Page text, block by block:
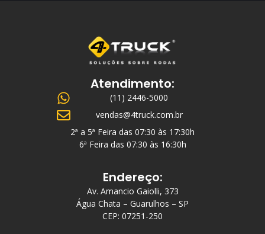
Atendimento:
(11) 2446-5000
vendas@4truck.com.br
2ª a 5ª Feira das 07:30 às 17:30h
6ª Feira das 07:30 às 16:30h
Endereço:
Av. Amancio Gaiolli, 373
Água Chata – Guarulhos – SP
CEP: 07251-250